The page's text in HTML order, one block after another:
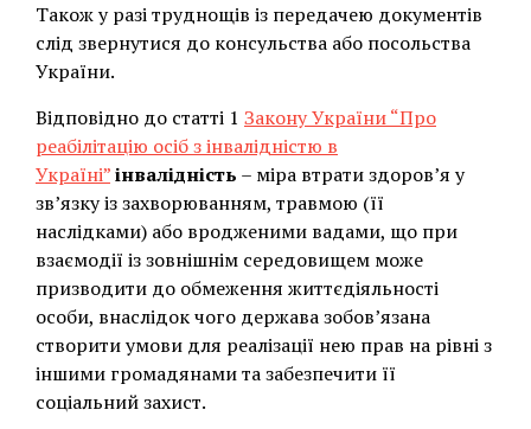
Також у разі труднощів із передачею документів
слід звернутися до консульства або посольства
України.
Відповідно до статті 1 Закону України “Про
реабілітацію осіб з інвалідністю в
Україні”інвалідність – міра втрати здоров’я у
зв’язку із захворюванням, травмою (її
наслідками) або вродженими вадами, що при
взаємодії із зовнішнім середовищем може
призводити до обмеження життєдіяльності
особи, внаслідок чого держава зобов’язана
створити умови для реалізації нею прав на рівні з
іншими громадянами та забезпечити її
соціальний захист.